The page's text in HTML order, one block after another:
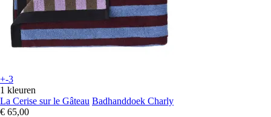
+-3
1 kleuren
La Cerise sur le Gâteau Badhanddoek Charly
€ 65,00